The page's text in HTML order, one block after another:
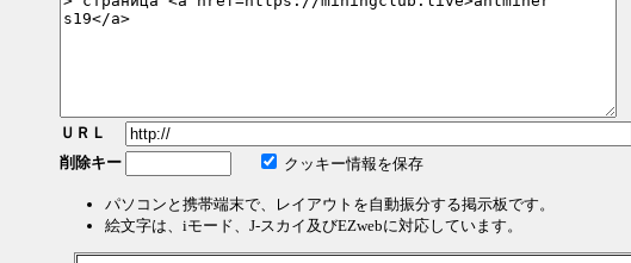
ＵＲＬ
削除キー
クッキー情報を保存
パソコンと携帯端末で、レイアウトを自動振分する掲示板です。
絵文字は、iモード、J-スカイ及びEZwebに対応しています。